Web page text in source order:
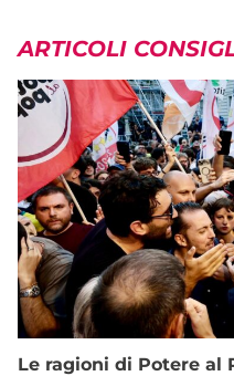
ARTICOLI
Le ragioni di Potere al